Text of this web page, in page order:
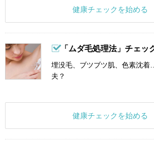
健康チェックを始める
「ムダ毛処理法」チェッ
埋没毛、ブツブツ肌、色素沈
夫？
健康チェックを始める